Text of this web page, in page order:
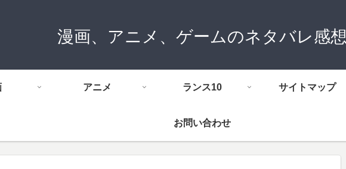
漫画、アニメ、ゲームのネタバレ感想
アニメ ランス10 サイトマップ
お問い合わせ